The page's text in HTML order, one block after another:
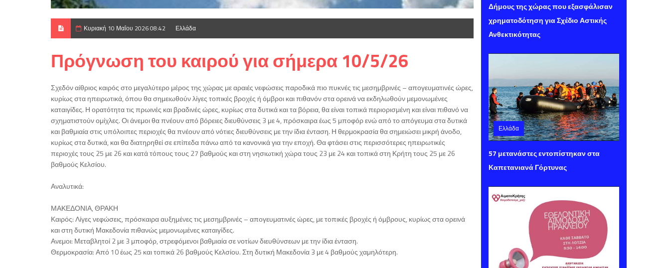
Κυριακή 10 Μαΐου 2026 08:42 Ελλάδα
Πρόγνωση του καιρού για σήμερα 10/5/26
Σχεδόν αίθριος καιρός στο μεγαλύτερο μέρος της χώρας με αραιές νεφώσεις παροδικά πιο πυκνές τις μεσημβρινές – απογευματινές ώρες,
κυρίως στα ηπειρωτικά, όπου θα σημειωθούν λίγες τοπικές βροχές ή όμβροι και πιθανόν στα ορεινά να εκδηλωθούν μεμονωμένες
καταιγίδες. Η ορατότητα τις πρωινές και βραδινές ώρες, κυρίως στα δυτικά και τα βόρεια, θα είναι τοπικά περιορισμένη και είναι πιθανό να
σχηματιστούν ομίχλες. Οι άνεμοι θα πνέουν από βόρειες διευθύνσεις 3 με 4, πρόσκαιρα έως 5 μποφόρ ενώ από το απόγευμα στα δυτικά
και βαθμιαία στις υπόλοιπες περιοχές θα πνέουν από νότιες διευθύνσεις με την ίδια ένταση. Η θερμοκρασία θα σημειώσει μικρή άνοδο,
κυρίως στα δυτικά, και θα διατηρηθεί σε επίπεδα πάνω από τα κανονικά για την εποχή. Θα φτάσει στις περισσότερες ηπειρωτικές
περιοχές τους 25 με 26 και κατά τόπους τους 27 βαθμούς και στη νησιωτική χώρα τους 23 με 24 και τοπικά στη Κρήτη τους 25 με 26
βαθμούς Κελσίου.
Αναλυτικά:
ΜΑΚΕΔΟΝΙΑ, ΘΡΑΚΗ
Καιρός: Λίγες νεφώσεις, πρόσκαιρα αυξημένες τις μεσημβρινές – απογευματινές ώρες, με τοπικές βροχές ή όμβρους, κυρίως στα ορεινά
και στη δυτική Μακεδονία πιθανώς μεμονωμένες καταιγίδες.
Ανεμοι: Μεταβλητοί 2 με 3 μποφόρ, στρεφόμενοι βαθμιαία σε νοτίων διευθύνσεων με την ίδια ένταση.
Θερμοκρασία: Από 10 έως 25 και τοπικά 26 βαθμούς Κελσίου. Στη δυτική Μακεδονία 3 με 4 βαθμούς χαμηλότερη.
Δήμους της χώρας που εξασφάλισαν
χρηματοδότηση για Σχέδιο Αστικής
Ανθεκτικότητας
Ελλάδα
Παρασκευή 07 Αυγούστου 2026 15:40
57 μετανάστες εντοπίστηκαν στα
Καπετανιανά Γόρτυνας